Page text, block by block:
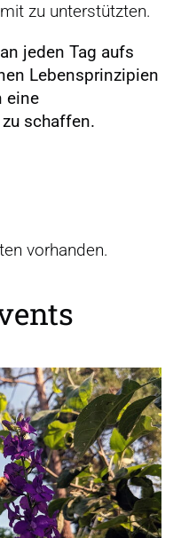
zu unterstützten.
jeden Tag aufs
Lebensprinzipien
eine
schaffen.
vorhanden.